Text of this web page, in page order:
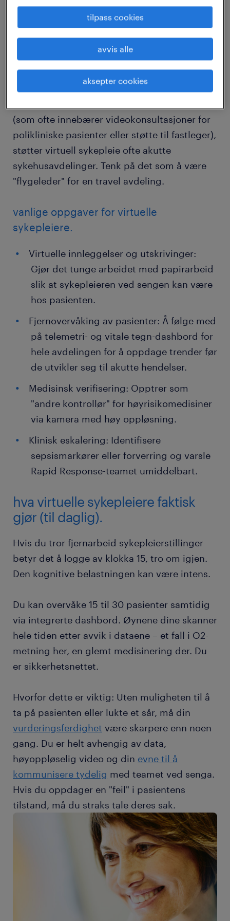
Virtuell sykepleie er en omsorgsmodell der
autoriserte sykepleiere gir klinisk,
pedagogisk og overvåkende støtte på
avstand, ofte i sanntidssamarbeid med
pleieteam på stedet.
(som ofte innebærer videokonsultasjoner for
polikliniske pasienter eller støtte til fastleger),
støtter virtuell sykepleie ofte akutte
sykehusavdelinger. Tenk på det som å være
"flygeleder" for en travel avdeling.
vanlige oppgaver for virtuelle
sykepleiere.
Virtuelle innleggelser og utskrivinger:
Gjør det tunge arbeidet med papirarbeid
slik at sykepleieren ved sengen kan være
hos pasienten.
Fjernovervåking av pasienter: Å følge med
på telemetri- og vitale tegn-dashbord for
hele avdelingen for å oppdage trender før
de utvikler seg til akutte hendelser.
Medisinsk verifisering: Opptrer som
"andre kontrollør" for høyrisikomedisiner
via kamera med høy oppløsning.
Klinisk eskalering: Identifisere
sepsismarkører eller forverring og varsle
Rapid Response-teamet umiddelbart.
hva virtuelle sykepleiere faktisk
gjør (til daglig).
Hvis du tror fjernarbeid sykepleierstillinger
betyr det å logge av klokka 15, tro om igjen.
Den kognitive belastningen kan være intens.
Du kan overvåke 15 til 30 pasienter samtidig
via integrerte dashbord. Øynene dine skanner
hele tiden etter avvik i dataene – et fall i O2-
metning her, en glemt medisinering der. Du
er sikkerhetsnettet.
Hvorfor dette er viktig: Uten muligheten til å
ta på pasienten eller lukte et sår, må din
vurderingsferdighet være skarpere enn noen
gang. Du er helt avhengig av data,
høyoppløselig video og din evne til å
kommunisere tydelig med teamet ved senga.
Hvis du oppdager en "feil" i pasientens
tilstand, må du straks tale deres sak.
tilpass cookies
avvis alle
aksepter cookies